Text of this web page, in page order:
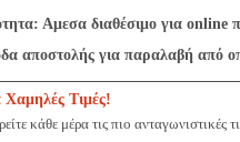
Αμεσα διαθέσιμο για online
αποστολής για παραλαβή από
Χαμηλές Τιμές!
κάθε μέρα τις πιο ανταγωνιστικές